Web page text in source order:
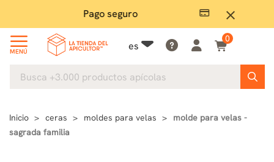
close
Pago seguro
MENÚ es
0
Inicio ceras moldes para velas
molde para velas -
sagrada familia